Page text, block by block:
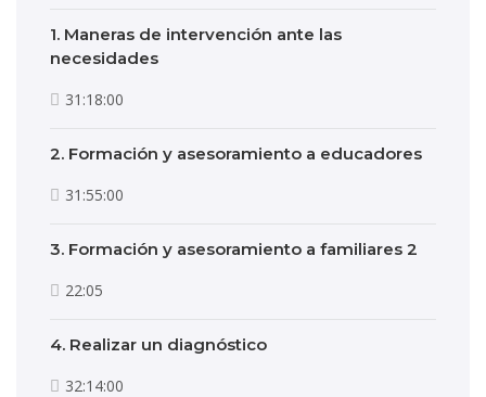
1. Maneras de intervención ante las
necesidades
31:18:00
2. Formación y asesoramiento a educadores
31:55:00
3. Formación y asesoramiento a familiares 2
22:05
4. Realizar un diagnóstico
32:14:00